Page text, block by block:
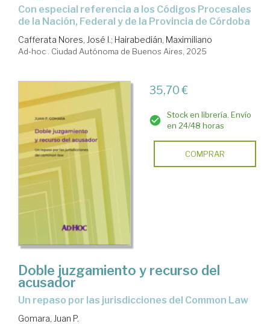
Con especial referencia a los Códigos Procesales
de la Nación, Federal y de la Provincia de Córdoba
Cafferata Nores, José I.; Hairabedián, Maximiliano
Ad-hoc . Ciudad Autónoma de Buenos Aires, 2025
35,70 €
Stock en librería. Envío
en 24/48 horas
COMPRAR
Doble juzgamiento y recurso del
acusador
un repaso por las jurisdicciones del Common Law
Gomara, Juan P.